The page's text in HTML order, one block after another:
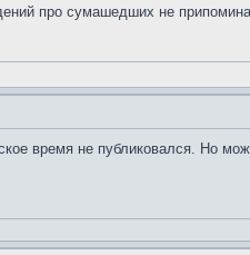
про сумашедших не
время не публиковался. Но